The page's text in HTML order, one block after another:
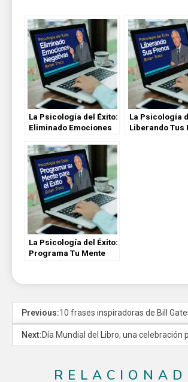
La Psicología del Éxito:
Eliminado Emociones
6/26)
La Psicología
Liberando Tus
La Psicología del Éxito:
Programa Tu Mente
Previous:10 frases inspiradoras de Bill
Next:Día Mundial del Libro, una